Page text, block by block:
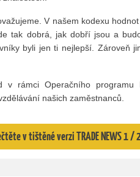
V našem kodexu
tak dobrá, jak dobří jsou a
byli jen ti nejlepší. Zároveň
v rámci Operačního programu
našich zaměstnanců.
v tištěné verzi TRADE NEWS